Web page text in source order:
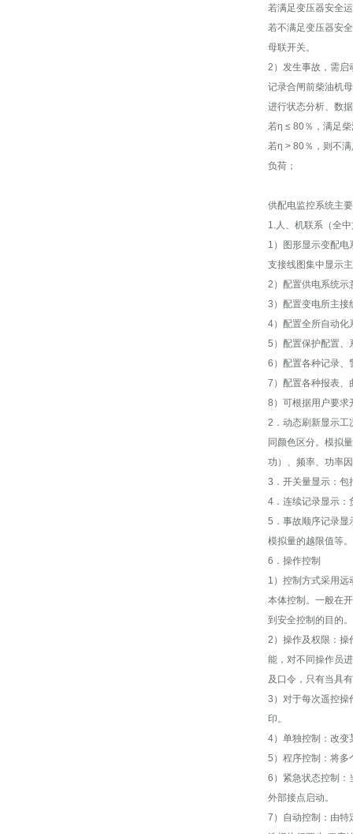
若满足变压器安全
若不满足变压器安
母联开关。
2）发生事故，需启
记录合闸前柴油机
进行状态分析、数
若η ≤ 80％，满足
若η > 80％，则不
负荷；
供配电监控系统主
1.人、机联系（全
1）图形显示变配电
支接线图集中显示
2）配置供电系统示
3）配置变电所主接
4）配置全所自动化
5）配置保护配置、
6）配置各种记录、
7）配置各种报表、
8）可根据用户要求
2．动态刷新显示工
同颜色区分。模拟
功）、频率、功率
3．开关量显示：包
4．连续记录显示：
5．事故顺序记录显
模拟量的越限值等。
6．操作控制
1）控制方式采用远
本体控制。一般在
到安全控制的目的。
2）操作及权限：操
能，对不同操作员
及口令，只有当具
3）对于每次遥控操
印。
4）单独控制：改变
5）程序控制：将多
6）紧急状态控制：
外部接点启动。
7）自动控制：由特